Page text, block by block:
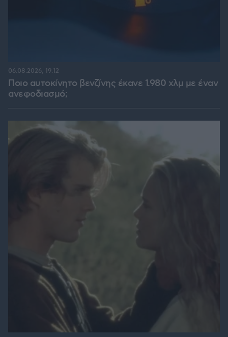
Ποιο αυτοκίνητο βενζίνης έκανε 1.980 χλμ με έναν
ανεφοδιασμό;
06.08.2026, 19:12